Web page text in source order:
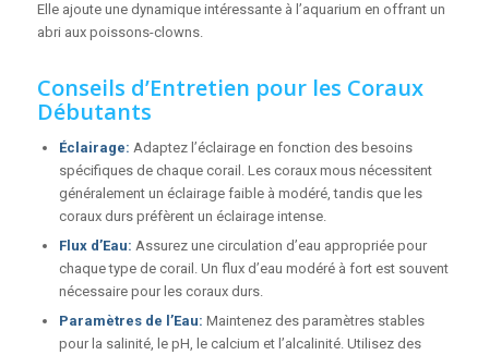
Elle ajoute une dynamique intéressante à l’aquarium en offrant un
abri aux poissons-clowns.
Conseils d’Entretien pour les Coraux
Débutants
Éclairage: Adaptez l’éclairage en fonction des besoins
spécifiques de chaque corail. Les coraux mous nécessitent
généralement un éclairage faible à modéré, tandis que les
coraux durs préfèrent un éclairage intense.
Flux d’Eau: Assurez une circulation d’eau appropriée pour
chaque type de corail. Un flux d’eau modéré à fort est souvent
nécessaire pour les coraux durs.
Paramètres de l’Eau: Maintenez des paramètres stables
pour la salinité, le pH, le calcium et l’alcalinité. Utilisez des